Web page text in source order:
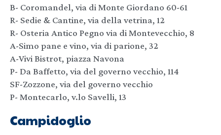
B- Coromandel, via di Monte Giordano 60-61
R- Sedie & Cantine, via della vetrina, 12
R- Osteria Antico Pegno via di Montevecchio, 8
A-Simo pane e vino, via di parione, 32
A-Vivi Bistrot, piazza Navona
P- Da Baffetto, via del governo vecchio, 114
SF-Zozzone, via del governo vecchio
P- Montecarlo, v.lo Savelli, 13
Campidoglio